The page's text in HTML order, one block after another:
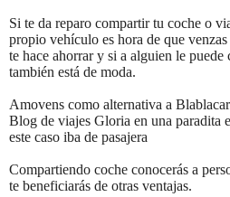
Si te da reparo compartir tu coche o
propio vehículo es hora de que
te hace ahorrar y si a alguien le
también está de moda.
Amovens como alternativa a
Blog de viajes Gloria en una paradita
este caso iba de pasajera
Compartiendo coche conocerás a
te beneficiarás de otras ventajas.